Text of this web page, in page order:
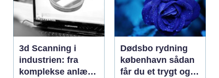
3d Scanning i
industrien: fra
komplekse anlæg
Dødsbo rydning
københavn sådan
får du et trygt og